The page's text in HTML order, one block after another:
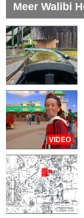
Meer Walibi
VIDEO